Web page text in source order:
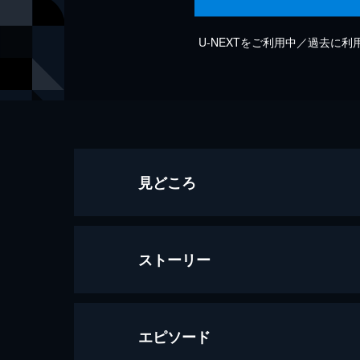
U-NEXTをご利用中／過去に利
見どころ
ストーリー
エピソード